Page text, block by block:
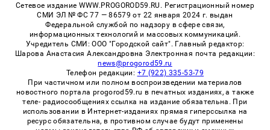
Сетевое издание WWW.PROGOROD59.RU. Регистрационный номер
СМИ ЭЛ № ФС 77 — 86579 от 22 января 2024 г. выдан
Федеральной службой по надзору в сфере связи,
информационных технологий и массовых коммуникаций.
Учредитель СМИ: ООО "Городской сайт". Главный редактор:
Шарова Анастасия Александровна Электронная почта редакции:
news@progorod59.ru
Телефон редакции: +7 (922) 335-53-79
При частичном или полном воспроизведении материалов
новостного портала progorod59.ru в печатных изданиях, а также
теле- радиосообщениях ссылка на издание обязательна. При
использовании в Интернет-изданиях прямая гиперссылка на
ресурс обязательна, в противном случае будут применены